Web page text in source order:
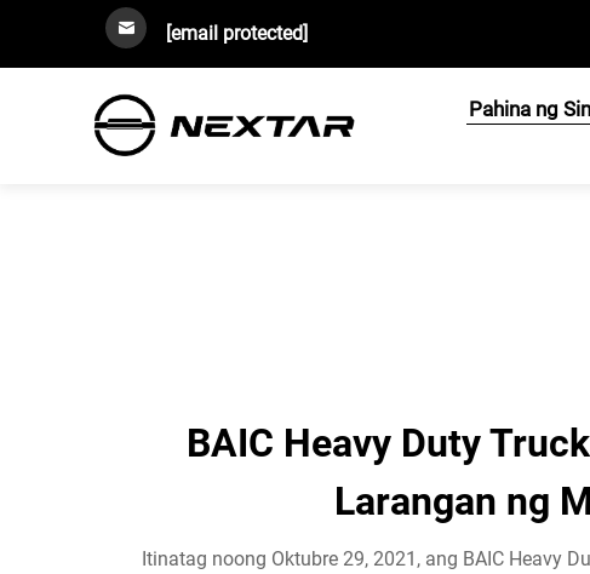
[email protected]
Pahina ng
BAIC Heavy Duty
Larangan ng
Itinatag noong Oktubre 29, 2021, ang BAIC Heavy